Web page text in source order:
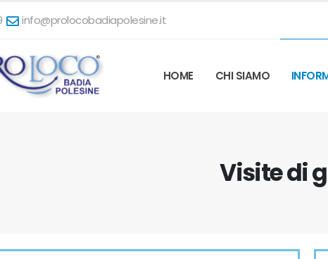
info@prolocobadiapolesine.it
HOME CHI SIAMO
Visite di